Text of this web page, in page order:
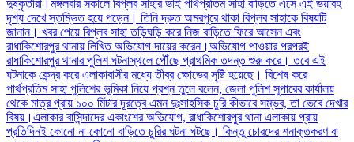
দুষ্কৃতীরা।মঙ্গলবার সকালে বিপ্লব সাহার ভাই পার্থপ্রতিম সাহা বাড়িতে এসে এই ভয়াবহ
দৃশ্য দেখে স্তম্ভিত হয়ে পড়েন। তিনি দ্রুত অমরপুরে থাকা বিপ্লব সাহাকে বিষয়টি
জানান। খবর পেয়ে বিপ্লব সাহা তড়িঘড়ি করে নিজ বাড়িতে ফিরে আসেন এবং
রাধাকিশোরপুর থানায় লিখিত অভিযোগ দায়ের করেন।অভিযোগ পাওয়ার পরপরই
রাধাকিশোরপুর থানার পুলিশ ঘটনাস্থলে পৌঁছে প্রাথমিক তদন্ত শুরু করে। তবে এই
ঘটনাকে কেন্দ্র করে এলাকাবাসীর মধ্যে তীব্র ক্ষোভের সৃষ্টি হয়েছে। বিশেষ করে
পার্থপ্রতিম সাহা পুলিশের ভূমিকা নিয়ে প্রশ্ন তুলে বলেন, জেলা পুলিশ সুপারের কার্যালয়
থেকে মাত্র প্রায় ১০০ মিটার দূরত্বে এমন দুঃসাহসিক চুরি কীভাবে সম্ভব, তা ভেবে দেখার
বিষয়।এলাকার বাসিন্দাদের একাংশের অভিযোগ, রাধাকিশোরপুর থানা এলাকায় প্রায়
প্রতিদিনই কোনো না কোনো বাড়িতে চুরির ঘটনা ঘটছে। কিন্তু চোরদের শনাক্তকরণ বা